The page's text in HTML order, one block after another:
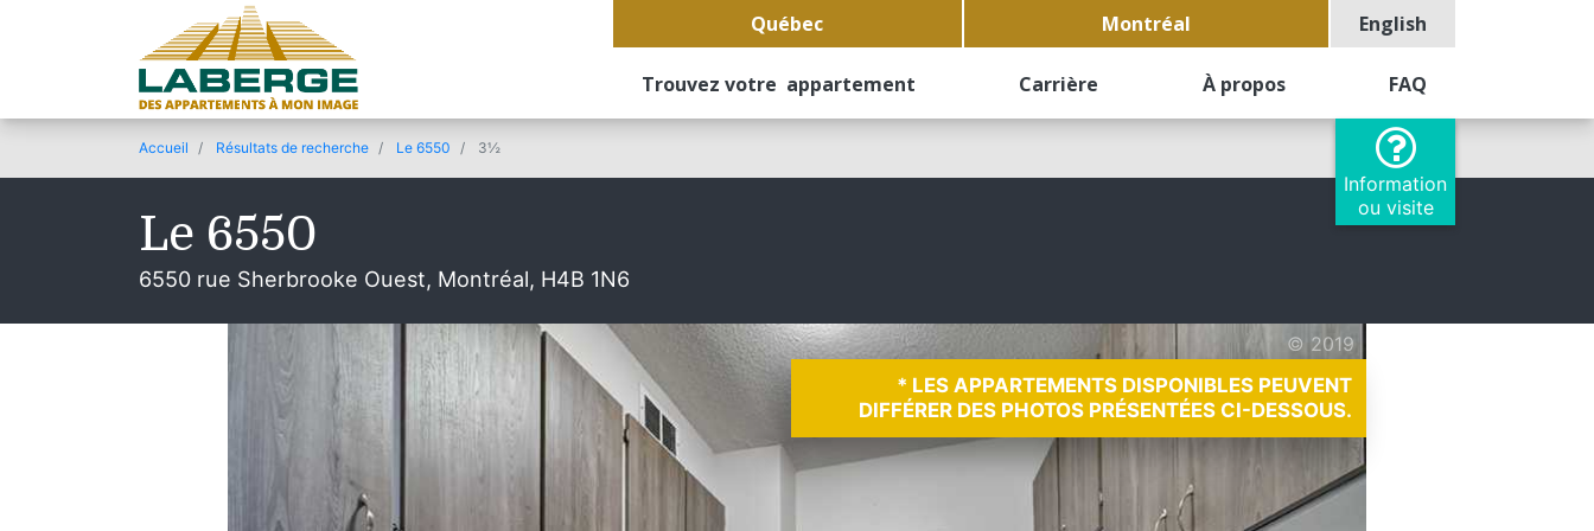
Québec Montréal English
Trouvez votre appartement Carrière À propos FAQ
Information
ou visite
Accueil Résultats de recherche Le 6550 3½
Le 6550
6550 rue Sherbrooke Ouest, Montréal, H4B 1N6
© 2019
* LES APPARTEMENTS DISPONIBLES PEUVENT
DIFFÉRER DES PHOTOS PRÉSENTÉES CI-DESSOUS.